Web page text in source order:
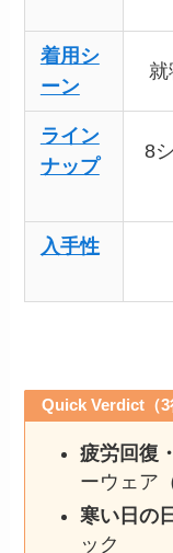
着用シ
ーン
就
ライン
ナップ
8
入手性
Quick Verdict（3
疲労回復
ーウェア
寒い日の
ック